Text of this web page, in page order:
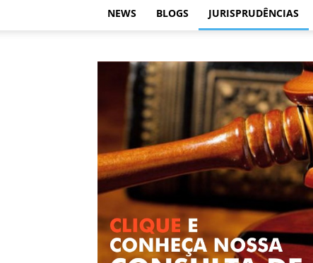
NEWS BLOGS JURISPRUDÊNCIAS